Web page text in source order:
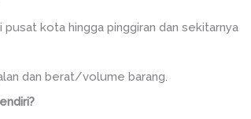
pusat kota hingga pinggiran dan sekitarnya
dan berat/volume barang.